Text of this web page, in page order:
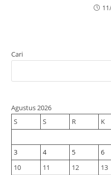
Cari
Agustus 2026
S
S R K
3
4 5 6
10
11 12 13